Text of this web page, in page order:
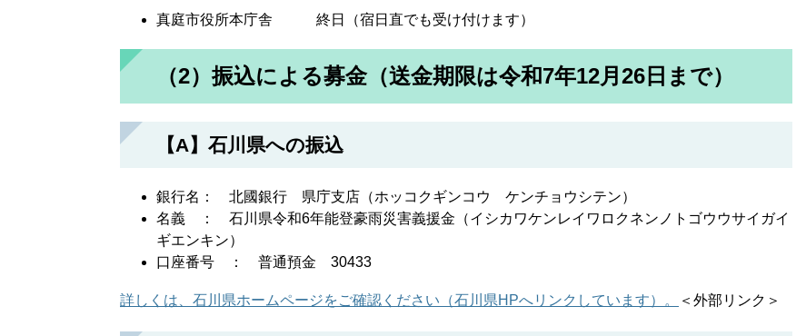
真庭市役所本庁舎 終日（宿日直でも受け付けます）
（2）振込による募金（送金期限は令和7年12月26日まで）
【A】石川県への振込
銀行名： 北國銀行 県庁支店（ホッコクギンコウ ケンチョウシテン）
名義 ： 石川県令和6年能登豪雨災害義援金（イシカワケンレイワロクネンノトゴウウサイガイ
ギエンキン）
口座番号 ： 普通預金 30433
詳しくは、石川県ホームページをご確認ください（石川県HPへリンクしています）。 ＜外部リンク＞